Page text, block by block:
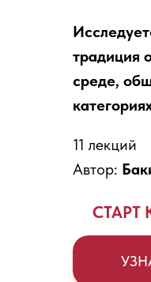
традиция
среде,
11 лекций
Автор:
СТАРТ